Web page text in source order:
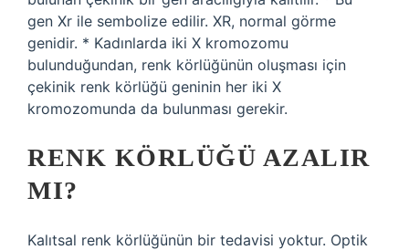
gen Xr ile sembolize edilir. XR, normal görme
genidir. * Kadınlarda iki X kromozomu
bulunduğundan, renk körlüğünün oluşması için
çekinik renk körlüğü geninin her iki X
kromozomunda da bulunması gerekir.
RENK KÖRLÜĞÜ AZALIR
MI?
Kalıtsal renk körlüğünün bir tedavisi yoktur. Optik